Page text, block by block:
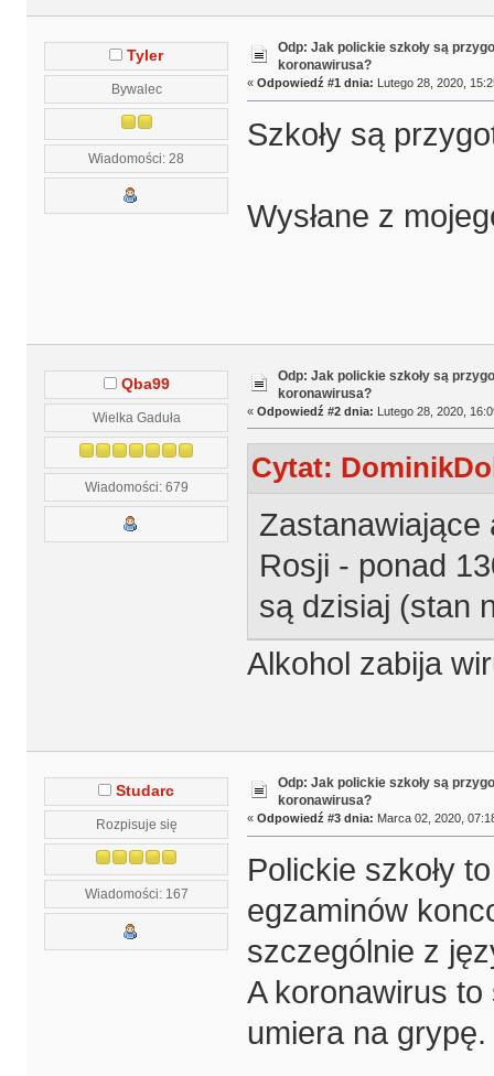
Tyler
Bywalec
Wiadomości: 28
Odp: Jak polickie szkoły są
koronawirusa?
« Odpowiedź #1 dnia: Lutego 28, 2020,
Szkoły są
Wysłane z
Qba99
Wielka Gaduła
Wiadomości: 679
Odp: Jak polickie szkoły są
koronawirusa?
« Odpowiedź #2 dnia: Lutego 28, 2020,
Cytat:
Zastanawiające
Rosji - ponad
są dzisiaj (stan
Alkohol zabija
Studarc
Rozpisuje się
Wiadomości: 167
Odp: Jak polickie szkoły są
koronawirusa?
« Odpowiedź #3 dnia: Marca 02, 2020,
Polickie szkoły
egzaminów
szczególnie z
A koronawirus
umiera na grypę.